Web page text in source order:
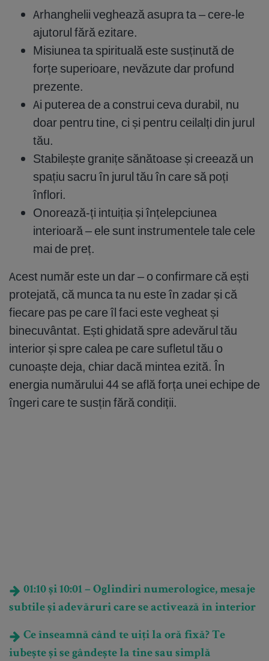
Arhanghelii veghează asupra ta – cere-le
ajutorul fără ezitare.
Misiunea ta spirituală este susținută de
forțe superioare, nevăzute dar profund
prezente.
Ai puterea de a construi ceva durabil, nu
doar pentru tine, ci și pentru ceilalți din jurul
tău.
Stabilește granițe sănătoase și creează un
spațiu sacru în jurul tău în care să poți
înflori.
Onorează-ți intuiția și înțelepciunea
interioară – ele sunt instrumentele tale cele
mai de preț.
Acest număr este un dar – o confirmare că ești
protejată, că munca ta nu este în zadar și că
fiecare pas pe care îl faci este vegheat și
binecuvântat. Ești ghidată spre adevărul tău
interior și spre calea pe care sufletul tău o
cunoaște deja, chiar dacă mintea ezită. În
energia numărului 44 se află forța unei echipe de
îngeri care te susțin fără condiții.
01:10 și 10:01 – Oglindiri numerologice, mesaje
subtile și adevăruri care se activează în interior
Ce înseamnă când te uiți la oră fixă? Te
iubește și se gândește la tine sau simplă